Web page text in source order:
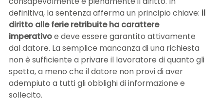
definitiva, la sentenza afferma un principio chiave: il
diritto alle ferie retribuite ha carattere
imperativoe deve essere garantito attivamente
dal datore. La semplice mancanza di una richiesta
non è sufficiente a privare il lavoratore di quanto gli
spetta, a meno che il datore non provi di aver
adempiuto a tutti gli obblighi di informazione e
sollecito.